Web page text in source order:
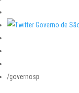
/governosp